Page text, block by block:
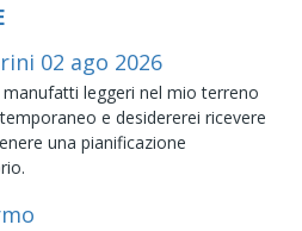
02 ago 2026
leggeri nel mio terreno
e desidererei ricevere
una pianificazione